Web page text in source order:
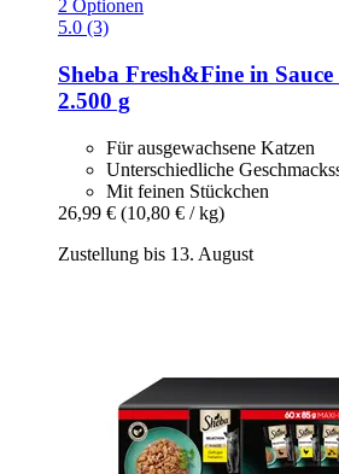
2 Optionen
5.0 (3)
Sheba Fresh&Fine in
2.500 g
Für ausgewachsene Katzen
Unterschiedliche
Mit feinen Stückchen
26,99 € (10,80 € / kg)
Zustellung bis 13. August